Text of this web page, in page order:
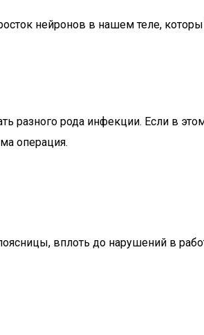
нейронов в нашем теле,
рода инфекции. Если в этом
операция.
вплоть до нарушений в